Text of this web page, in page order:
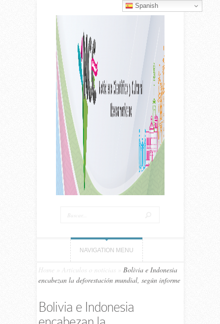
NAVIGATION MENU
Home Artículos o noticias
Bolivia e Indonesia
encabezan la deforestación mundial, según informe
Bolivia e Indonesia
Spanish